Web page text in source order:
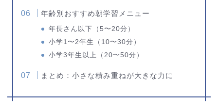
年齢別おすすめ朝学習メニュー
年長さん以下（5〜20分）
小学1〜2年生（10〜30分）
小学3年生以上（20〜50分）
まとめ：小さな積み重ねが大きな力に